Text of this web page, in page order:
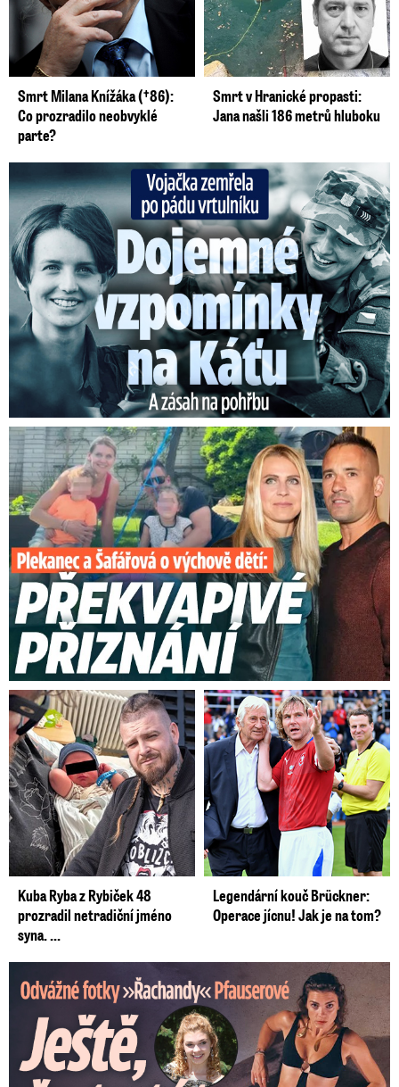
Smrt Milana Knížáka (†86):
Co prozradilo neobvyklé
parte?
Smrt v Hranické propasti:
Jana našli 186 metrů hluboku
Vojačka zemřela po pádu vrtulníku: Dojemné vzpomínky na ...
Plekanec a Šafářová o výchově dětí: Překvapivé přiznání
Kuba Ryba z Rybiček 48
prozradil netradiční jméno
syna. ...
Legendární kouč Brückner:
Operace jícnu! Jak je na tom?
Odvážné fotky Denisy Pfauserové: Ještě, že to táta nevidí